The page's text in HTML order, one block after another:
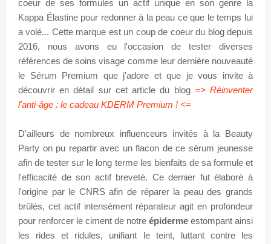
coeur de ses formules un actif unique en son genre la
Kappa Élastine pour redonner à la peau ce que le temps lui
a volé... Cette marque est un coup de coeur du blog depuis
2016, nous avons eu l'occasion de tester diverses
références de soins visage comme leur dernière nouveauté
le Sérum Premium que j'adore et que je vous invite à
découvrir en détail sur cet article du blog => Réinventer
l'anti-âge : le cadeau KDERM Premium ! <=
D'ailleurs de nombreux influenceurs invités à la Beauty
Party on pu repartir avec un flacon de ce sérum jeunesse
afin de tester sur le long terme les bienfaits de sa formule et
l'efficacité de son actif breveté. Ce dernier fut élaboré à
l'origine par le CNRS afin de réparer la peau des grands
brûlés, cet actif intensément réparateur agit en profondeur
pour renforcer le ciment de notre épiderme estompant ainsi
les rides et ridules, unifiant le teint, luttant contre les